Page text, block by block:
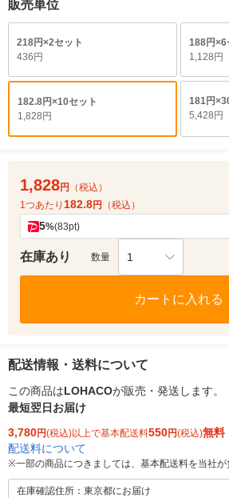
販売単位
218円×2セット
436円
188円×6
1,128円
182.8円×10セット
1,828円
181円
5,428円
1,828円
（税込）
1つあたり 182.8円 （税込）
5%(83pt)
在庫あり 数量 1
カートに入れる
配送情報・送料について
この商品はLOHACOが販売・発送します。
最短翌日お届け
3,780円(税込)以上で基本配送料550円(税込)無料
配送料について
※一部の商品につきましては、基本配送料を当社が
在庫確認住所：東京都にお届け